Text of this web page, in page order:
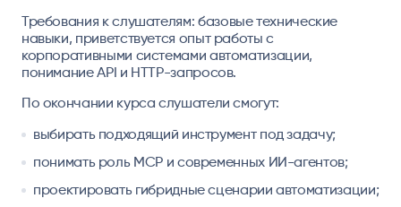
Требования к слушателям: базовые технические
навыки, приветствуется опыт работы с
корпоративными системами автоматизации,
понимание API и HTTP-запросов.
По окончании курса слушатели смогут:
выбирать подходящий инструмент под задачу;
понимать роль MCP и современных ИИ-агентов;
проектировать гибридные сценарии автоматизации;